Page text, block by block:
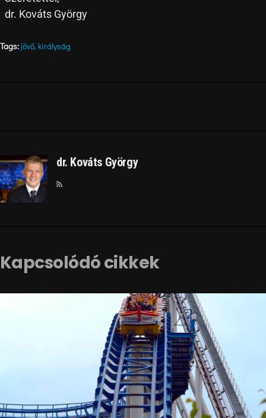
dr. Kováts György
Tags:jövő,királyság
dr. Kováts György
Kapcsolódó cikkek